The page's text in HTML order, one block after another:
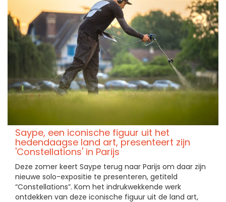
Saype, een iconische figuur uit het
hedendaagse land art, presenteert zijn
'Constellations' in Parijs
Deze zomer keert Saype terug naar Parijs om daar zijn
nieuwe solo-expositie te presenteren, getiteld
“Constellations”. Kom het indrukwekkende werk
ontdekken van deze iconische figuur uit de land art,